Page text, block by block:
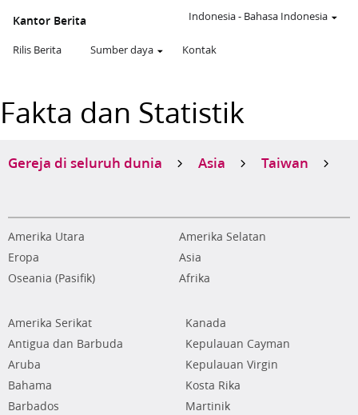
Kantor Berita
Rilis Berita Sumber daya Kontak
Indonesia- Bahasa Indonesia
Fakta dan Statistik
Gereja di seluruh dunia Asia Taiwan
Amerika Utara
Amerika Selatan
Eropa
Asia
Oseania (Pasifik)
Afrika
Amerika Serikat
Antigua dan Barbuda
Aruba
Bahama
Barbados
Kanada
Kepulauan Cayman
Kepulauan Virgin
Kosta Rika
Martinik